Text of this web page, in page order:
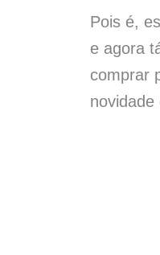
Pois é,
e agora
comprar
novidade